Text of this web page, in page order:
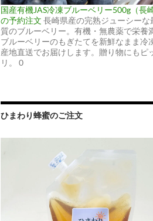
国産有機JAS冷凍ブルーベリー500g（長
の予約注文 長崎県産の完熟ジューシーな
質のブルーベリー。有機・無農薬で栄養
ブルーベリーのもぎたてを新鮮なまま冷
産地直送でお届けします。贈り物にもピ
リ。 0
ひまわり蜂蜜のご注文